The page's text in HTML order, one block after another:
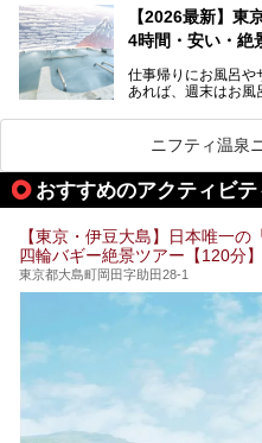
を旅の目的とする
ど、自分の好きな
魅力です。
最近では、男性専用
い個室サウナも増
ら、特におすすめ
してみてください。
【2026最新】東
4時間・安い・絶
仕事帰りにお風呂や
あれば、週末はお風
また、終電を逃し
る場所があれば」
しょうか。
そこで本記事では、
24時間営業で宿泊で
い施設、デートや休
が充実した施設など
ださい。
ニフティ温泉
おすすめのアクティビテ
【東京・伊豆大島】日本唯一
四輪バギー絶景ツアー【120分】
東京都大島町岡田字助田28-1